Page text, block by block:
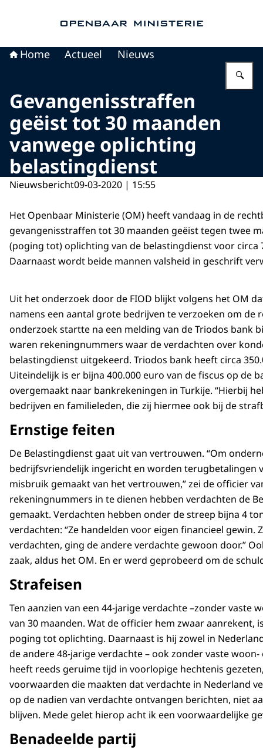
Home Actueel Nieuws
Gevangenisstraffen
geëist tot 30 maanden
vanwege oplichting
belastingdienst
Nieuwsbericht09-03-2020 | 15:55
Het Openbaar Ministerie (OM) heeft vandaag in de
gevangenisstraffen tot 30 maanden geëist tegen twee
(poging tot) oplichting van de belastingdienst voor circa
Daarnaast wordt beide mannen valsheid in geschrift
Uit het onderzoek door de FIOD blijkt volgens het OM
namens een aantal grote bedrijven te verzoeken om
onderzoek startte na een melding van de Triodos bank
waren rekeningnummers waar de verdachten over
belastingdienst uitgekeerd. Triodos bank heeft circa
Uiteindelijk is er bijna 400.000 euro van de fiscus op
overgemaakt naar bankrekeningen in Turkije. “Hierbij
bedrijven en familieleden, die zij hiermee ook bij de
Ernstige feiten
De Belastingdienst gaat uit van vertrouwen. “Om
bedrijfsvriendelijk ingericht en worden terugbetalingen
misbruik gemaakt van het vertrouwen,” zei de officier
rekeningnummers in te dienen hebben verdachten de
gemaakt. Verdachten hebben onder de streep bijna 4
verdachten: “Ze handelden voor eigen financieel gewin.
verdachten, ging de andere verdachte gewoon door.”
zaak, aldus het OM. En er werd geprobeerd om de
Strafeisen
Ten aanzien van een 44-jarige verdachte –zonder
van 30 maanden. Wat de officier hem zwaar
poging tot oplichting. Daarnaast is hij zowel in
de andere 48-jarige verdachte – ook zonder vaste
heeft reeds geruime tijd in voorlopige hechtenis
voorwaarden die maakten dat verdachte in Nederland
op de nadien van verdachte ontvangen berichten, niet
blijven. Mede gelet hierop acht ik een voorwaardelijke
Benadeelde partij